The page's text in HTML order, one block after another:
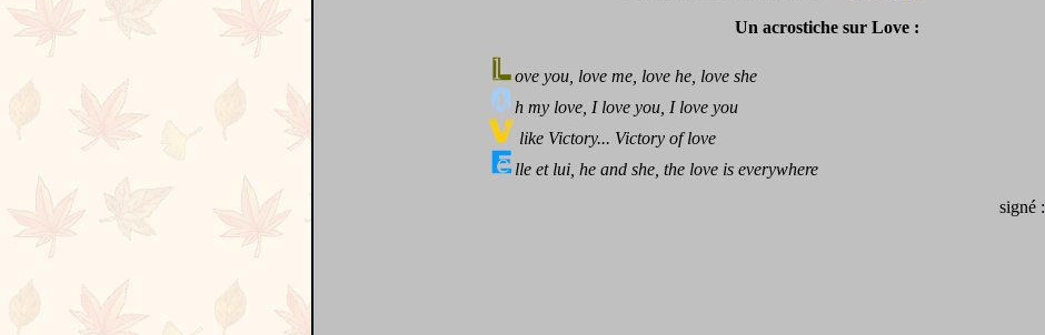
Un acrostiche sur Love :
ove you, love me, love he, love she
h my love, I love you, I love you
like Victory... Victory of love
lle et lui, he and she, the love is everywhere
signé :